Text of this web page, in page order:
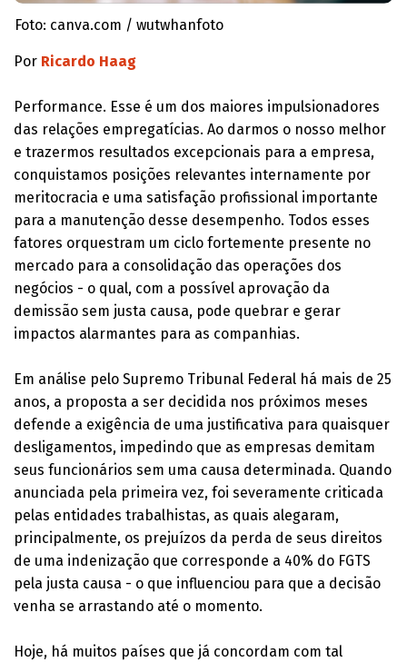
Foto: canva.com / wutwhanfoto
Por Ricardo Haag
Performance. Esse é um dos maiores impulsionadores
das relações empregatícias. Ao darmos o nosso melhor
e trazermos resultados excepcionais para a empresa,
conquistamos posições relevantes internamente por
meritocracia e uma satisfação profissional importante
para a manutenção desse desempenho. Todos esses
fatores orquestram um ciclo fortemente presente no
mercado para a consolidação das operações dos
negócios - o qual, com a possível aprovação da
demissão sem justa causa, pode quebrar e gerar
impactos alarmantes para as companhias.
Em análise pelo Supremo Tribunal Federal há mais de 25
anos, a proposta a ser decidida nos próximos meses
defende a exigência de uma justificativa para quaisquer
desligamentos, impedindo que as empresas demitam
seus funcionários sem uma causa determinada. Quando
anunciada pela primeira vez, foi severamente criticada
pelas entidades trabalhistas, as quais alegaram,
principalmente, os prejuízos da perda de seus direitos
de uma indenização que corresponde a 40% do FGTS
pela justa causa - o que influenciou para que a decisão
venha se arrastando até o momento.
Hoje, há muitos países que já concordam com tal